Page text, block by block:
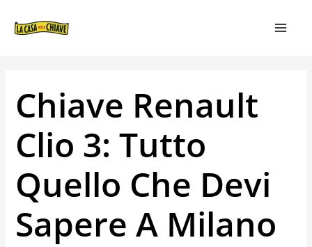
Chiave Renault
Clio 3: Tutto
Quello Che Devi
Sapere A Milano
ARTICOLI